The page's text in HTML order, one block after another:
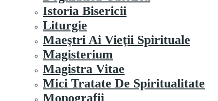
Istoria Bisericii
Liturgie
Maeştri Ai Vieţii Spirituale
Magisterium
Magistra Vitae
Mici Tratate De Spiritualitate
Monografii